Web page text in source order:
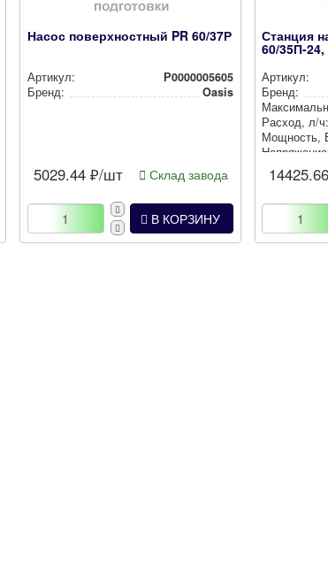
Насос поверхностный PR 60/37Р
Артикул:
Р0000005605
Бренд:
Oasis
5029.44 ₽/шт Склад завода
В КОРЗИНУ
Станция
60/35П-24,
Артикул:
Бренд:
Расход, л/ч:
Мощность,
14425.66